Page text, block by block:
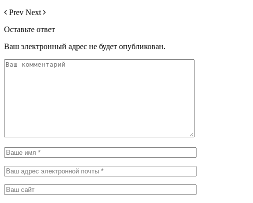
Prev Next
Оставьте ответ
Ваш электронный адрес не будет опубликован.